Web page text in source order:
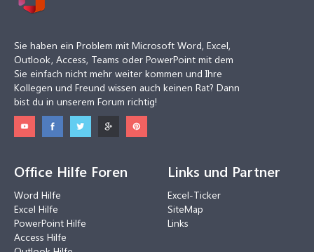
Sie haben ein Problem mit Microsoft Word, Excel,
Outlook, Access, Teams oder PowerPoint mit dem
Sie einfach nicht mehr weiter kommen und Ihre
Kollegen und Freund wissen auch keinen Rat? Dann
bist du in unserem Forum richtig!
Office Hilfe Foren
Word Hilfe
Excel Hilfe
PowerPoint Hilfe
Access Hilfe
Links und Partner
Excel-Ticker
SiteMap
Links